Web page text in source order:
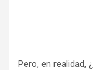
Pero, en realidad,